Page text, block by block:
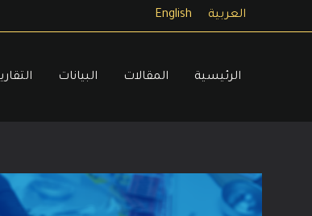
إلى
العربية English
الرئيسية المقالات البيانات